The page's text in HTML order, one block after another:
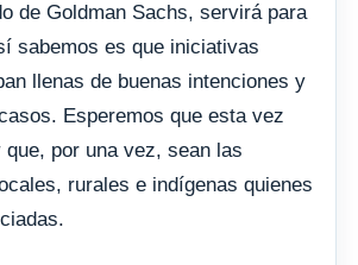
de Goldman Sachs, servirá para
sabemos es que iniciativas
llenas de buenas intenciones y
Esperemos que esta vez
por una vez, sean las
rurales e indígenas quienes